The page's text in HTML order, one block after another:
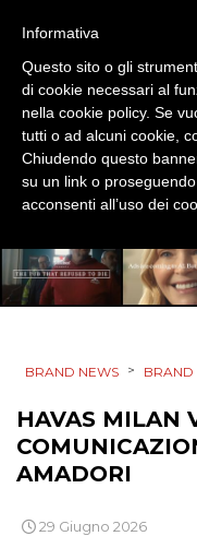
CINEMA
DIGITALE
EDITORIA
ESTERNA
TV
DATI
BRAND NEWS > BRAND
HAVAS MILAN
AMADORI
29 Giugno 2026
Informativa
Questo sito o gli
di cookie necessari al
nella cookie policy. Se
tutti o ad alcuni cookie,
Chiudendo questo
su un link o
acconsenti all’uso dei